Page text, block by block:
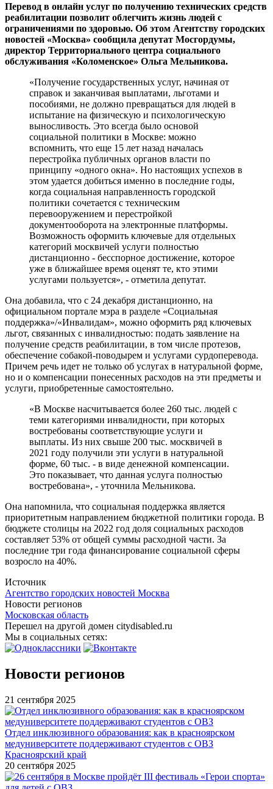
Перевод в онлайн услуг по получению технических средств
реабилитации позволит облегчить жизнь людей с
ограничениями по здоровью. Об этом Агентству городских
новостей «Москва» сообщила депутат Мосгордумы,
директор Территориального центра социального
обслуживания «Коломенское» Ольга Мельникова.
«Получение государственных услуг, начиная от
справок и заканчивая выплатами, льготами и
пособиями, не должно превращаться для людей в
испытание на физическую и психологическую
выносливость. Это всегда было основой
социальной политики в Москве: можно
вспомнить, что еще 15 лет назад началась
перестройка публичных органов власти по
принципу «одного окна». Но настоящих успехов в
этом удается добиться именно в последние годы,
когда социальная направленность городской
политики сочетается с техническим
перевооружением и перестройкой
документооборота на электронные платформы.
Возможность оформить ключевые для отдельных
категорий москвичей услуги полностью
дистанционно - бесспорное достижение, которое
уже в ближайшее время оценят те, кто этими
услугами пользуется», - отметила депутат.
Она добавила, что с 24 декабря дистанционно, на
официальном портале мэра в разделе «Социальная
поддержка»/«Инвалидам», можно оформить ряд ключевых
льгот, связанных с инвалидностью: подать заявление на
получение средств реабилитации, в том числе протезов,
обеспечение собакой-поводырем и услугами сурдоперевода.
Причем речь идет не только об услугах в натуральной форме,
но и о компенсации понесенных расходов на эти предметы и
услуги, приобретенные самостоятельно.
«В Москве насчитывается более 260 тыс. людей с
теми категориями инвалидности, при которых
востребованы соответствующие услуги и
выплаты. Из них свыше 200 тыс. москвичей в
2021 году получили эти услуги в натуральной
форме, 60 тыс. - в виде денежной компенсации.
Это показывает, что данная услуга полностью
востребована», - уточнила Мельникова.
Она напомнила, что социальная поддержка является
приоритетным направлением бюджетной политики города. В
бюджете столицы на 2022 год доля социальных расходов
составляет 53% от общей суммы расходной части. За
последние три года финансирование социальной сферы
возросло на 40%.
Источник
Агентство городских новостей Москва
Новости регионов
Московская область
Перешел на другой домен citydisabled.ru
Мы в социальных сетях:
Новости регионов
21 сентября 2025
Отдел инклюзивного образования: как в красноярском
медуниверситете поддерживают студентов с ОВЗ
Красноярский край
20 сентября 2025